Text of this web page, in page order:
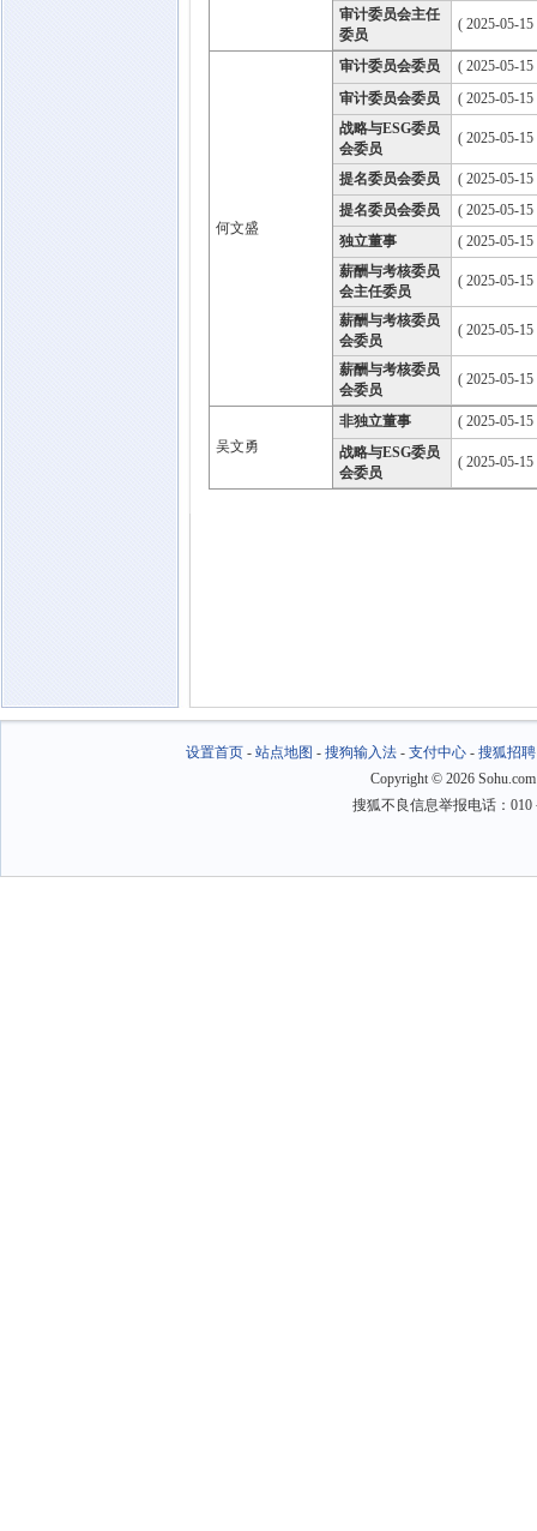
审计委员会主任
委员
( 2025-05-
何文盛
审计委员会委员
( 2025-05-
审计委员会委员
( 2025-05-
战略与ESG委员
会委员
( 2025-05-
提名委员会委员
( 2025-05-
提名委员会委员
( 2025-05-
独立董事
( 2025-05-
薪酬与考核委员
会主任委员
( 2025-05-
薪酬与考核委员
会委员
( 2025-05-
薪酬与考核委员
会委员
( 2025-05-
吴文勇
非独立董事
( 2025-05-
战略与ESG委员
会委员
( 2025-05-
设置首页- 站点地图 - 搜狗输入法- 支付中心- 搜狐招聘
Copyright © 2026
搜狐不良信息举报电话：010